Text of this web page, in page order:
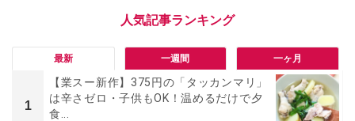
最新 一週間 一ヶ月
1
【業スー新作】375円の「タッカンマリ」
は辛さゼロ・子供もOK！温めるだけで夕
食...